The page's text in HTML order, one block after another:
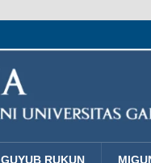
GUYUB RUKUN